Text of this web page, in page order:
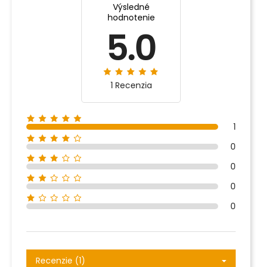
Výsledné
hodnotenie
5.0
1 Recenzia
1
0
0
0
0
Recenzie (1)